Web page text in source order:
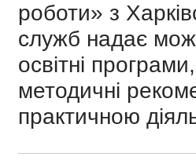
роботи» з
служб надає
освітні
методичні
практичною